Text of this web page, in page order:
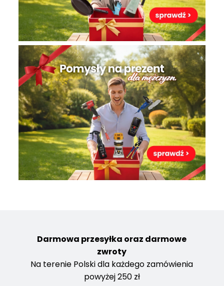
Darmowa przesyłka oraz darmowe
zwroty
Na terenie Polski dla każdego zamówienia
powyżej 250 zł